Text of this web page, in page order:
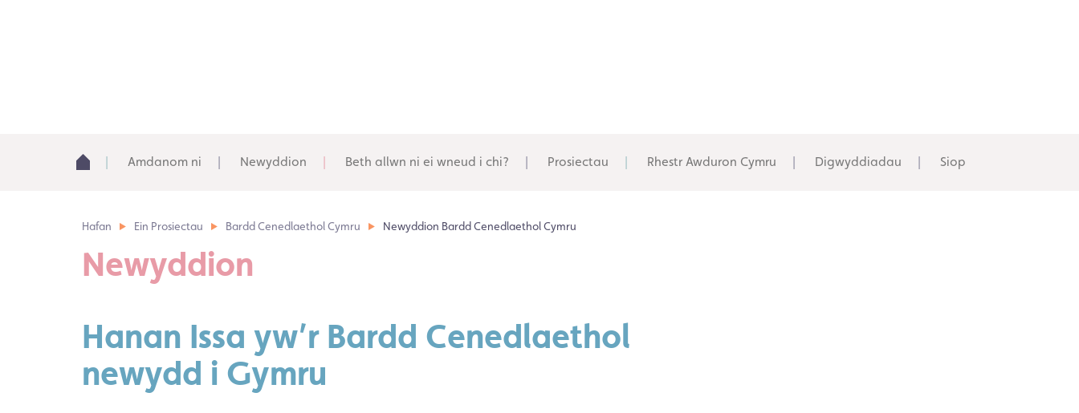
Amdanom ni Newyddion Beth allwn ni ei wneud i chi? Prosiectau Rhestr Awduron Cymru Digwyddiadau Siop
Hafan Ein Prosiectau Bardd Cenedlaethol Cymru Newyddion Bardd Cenedlaethol Cymru
Newyddion
Hanan Issa yw’r Bardd Cenedlaethol
newydd i Gymru